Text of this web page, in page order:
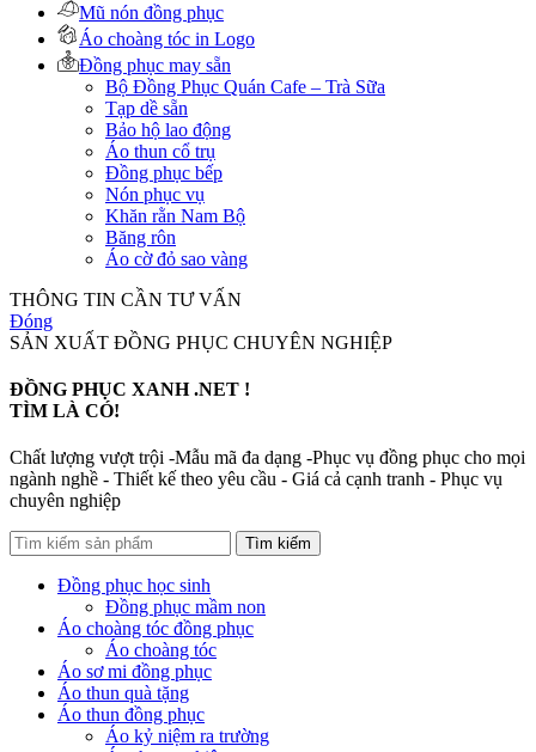
Mũ nón đồng phục
Áo choàng tóc in Logo
Đồng phục may sẵn
Bộ Đồng Phục Quán Cafe – Trà Sữa
Tạp dề sẵn
Bảo hộ lao động
Áo thun cổ trụ
Đồng phục bếp
Nón phục vụ
Khăn rằn Nam Bộ
Băng rôn
Áo cờ đỏ sao vàng
THÔNG TIN CẦN TƯ VẤN
Đóng
SẢN XUẤT ĐỒNG PHỤC CHUYÊN NGHIỆP
ĐỒNG PHỤC XANH .NET !
TÌM LÀ CÓ!
Chất lượng vượt trội -Mẫu mã đa dạng -Phục vụ đồng phục cho mọi
ngành nghề - Thiết kế theo yêu cầu - Giá cả cạnh tranh - Phục vụ
chuyên nghiệp
Tìm kiếm
Đồng phục học sinh
Đồng phục mầm non
Áo choàng tóc đồng phục
Áo choàng tóc
Áo sơ mi đồng phục
Áo thun quà tặng
Áo thun đồng phục
Áo kỷ niệm ra trường